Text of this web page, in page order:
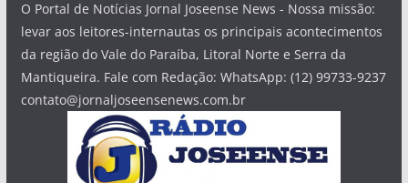
O Portal de Notícias Jornal Joseense News - Nossa missão:
levar aos leitores-internautas os principais acontecimentos
da região do Vale do Paraíba, Litoral Norte e Serra da
Mantiqueira. Fale com Redação: WhatsApp: (12) 99733-9237
contato@jornaljoseensenews.com.br